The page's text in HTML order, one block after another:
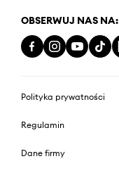
OBSERWUJ NAS NA:
Polityka prywatności
Regulamin
Dane firmy